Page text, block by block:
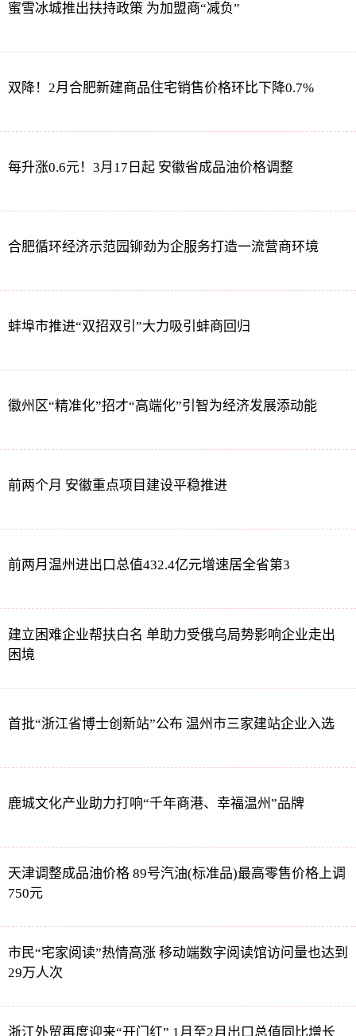
蜜雪冰城推出扶持政策 为加盟商“减负”
双降！2月合肥新建商品住宅销售价格环比下降0.7%
每升涨0.6元！3月17日起 安徽省成品油价格调整
合肥循环经济示范园铆劲为企服务打造一流营商环境
蚌埠市推进“双招双引”大力吸引蚌商回归
徽州区“精准化”招才“高端化”引智为经济发展添动能
前两个月 安徽重点项目建设平稳推进
前两月温州进出口总值432.4亿元增速居全省第3
建立困难企业帮扶白名 单助力受俄乌局势影响企业走出
困境
首批“浙江省博士创新站”公布 温州市三家建站企业入选
鹿城文化产业助力打响“千年商港、幸福温州”品牌
天津调整成品油价格 89号汽油(标准品)最高零售价格上调
750元
市民“宅家阅读”热情高涨 移动端数字阅读馆访问量也达到
29万人次
浙江外贸再度迎来“开门红” 1月至2月出口总值同比增长